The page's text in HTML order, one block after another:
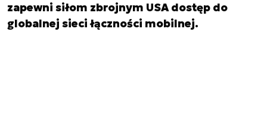
zapewni siłom zbrojnym USA dostęp do
globalnej sieci łączności mobilnej.